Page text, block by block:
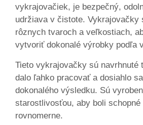
vykrajovačiek, je bezpečný,
udržiava v čistote. Vykrajovačky
rôznych tvaroch a veľkostiach,
vytvoriť dokonalé výrobky podľa
Tieto vykrajovačky sú navrhnuté
dalo ľahko pracovať a dosiahlo
dokonalého výsledku. Sú
starostlivosťou, aby boli
rovnomerne.